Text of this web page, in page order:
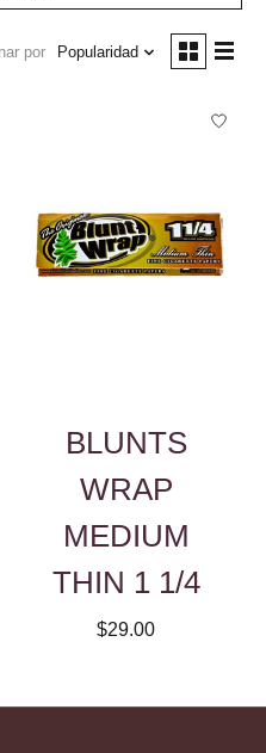
por Popularidad
BLUNTS
WRAP
MEDIUM
THIN 1 1/4
$29.00